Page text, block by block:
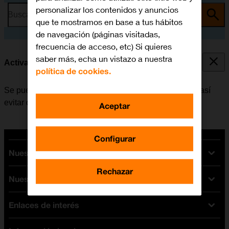
Busca por problema o tema
Activar o desactivar el bloqueo de pantalla
Se puede bloquear la pantalla y el teclado del móvil y así
evitar que el teléfono se active por equivocación.
Nuestras tarifas
Tarifas Orange
Tarifas fibra y móvil
Tarifas móviles
Tarifas internet y fibra
Nuestros dispositivos
Ofertas en móviles
iPhone
Enlaces de interés
personalizar los contenidos y anuncios
que te mostramos en base a tus hábitos
de navegación (páginas visitadas,
frecuencia de acceso, etc) Si quieres
saber más, echa un vistazo a nuestra
política de cookies.
Configurar
Rechazar
Aceptar